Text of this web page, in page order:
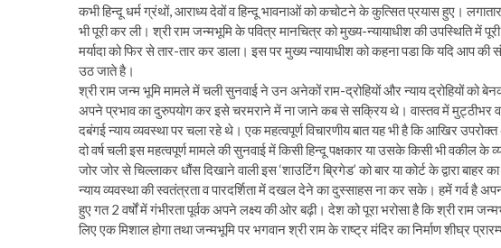
कभी हिन्दू धर्म ग्रंथों, आराध्य देवों व हिन्दू भावनाओं को कचोटने के कुत्सित प्रयास हुए।
भी पूरी कर ली। श्री राम जन्मभूमि के पवित्र मानचित्र को मुख्य-न्यायाधीश की उपस्थिति में
मर्यादा को फिर से तार-तार कर डाला। इस पर मुख्य न्यायाधीश को कहना पडा कि यदि आप
उठ जाते है।
श्री राम जन्म भूमि मामले में चली सुनवाई ने उन अनेकों राम-द्रोहियों और न्याय द्रोहियों को
अपने प्रभाव का दुरुपयोग कर इसे चरमराने में ना जाने कब से सक्रिय थे। वास्तव में मुट्ठीभर
दबंगई न्याय व्यवस्था पर चला रहे थे। एक महत्वपूर्ण विचारणीय बात यह भी है कि आखिर उपरोक्त
दो वर्ष चली इस महत्वपूर्ण मामले की सुनवाई में किसी हिन्दू पक्षकार या उसके किसी भी वकील के
जोर जोर से चिल्लाकर धौंस दिखाने वाली इस ‘शाउटिंग ब्रिगेड’ को बार या कोर्ट के द्वारा बाहर
न्याय व्यवस्था की स्वतंत्रता व पारदर्शिता में दखल देने का दुस्साहस ना कर सके। हमें गर्व है
हुए गत 2 वर्षों में गंभीरता पूर्वक अपने लक्ष्य की ओर बढ़ी। देश को पूरा भरोसा है कि श्री राम
लिए एक मिशाल होगा तथा जन्मभूमि पर भगवान श्री राम के राष्ट्र मंदिर का निर्माण शीघ्र